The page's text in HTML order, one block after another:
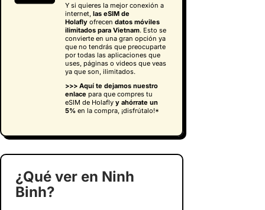
Y si quieres la mejor conexión a
internet, las eSIM de
Holaflyofrecen datos móviles
ilimitados para Vietnam. Esto se
convierte en una gran opción ya
que no tendrás que preocuparte
por todas las aplicaciones que
uses, páginas o videos que veas
ya que son, ilimitados.
>>> Aquí te dejamos nuestro
enlace para que compres tu
eSIM de Holafly y ahórrate un
5%en la compra, ¡disfrútalo!*
¿Qué ver en Ninh
Binh?